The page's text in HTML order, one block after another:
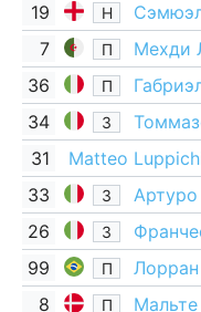
19 Н
7 П Мехди
36 П
34 З
31
Matteo
33
З
Артуро
26
З
99
П
Лорран
8
П